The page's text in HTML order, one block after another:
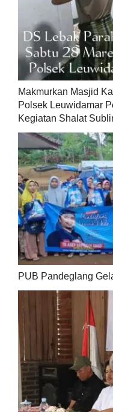
Makmurkan Masjid
Polsek Leuwidamar
Kegiatan Shalat
PUB Pandeglang